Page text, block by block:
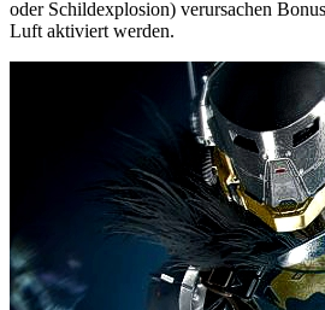
oder Schildexplosion) verursachen
Luft aktiviert werden.